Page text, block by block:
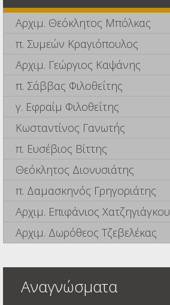
Αρχιμ. Θεόκλητος Μπόλκας
π. Συμεών Κραγιόπουλος
Αρχιμ. Γεώργιος Καψάνης
π. Σάββας Φιλοθεΐτης
γ. Εφραίμ Φιλοθεΐτης
Κωσταντίνος Γανωτής
π. Ευσέβιος Βίττης
Θεόκλητος Διονυσιάτης
π. Δαμασκηνός Γρηγοριάτης
Αρχιμ. Επιφάνιος Χατζηγιάγκου
Αρχιμ. Δωρόθεος Τζεβελέκας
Αναγνώσματα